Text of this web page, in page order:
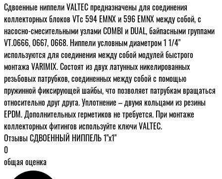
Сдвоенные ниппели VALTEC предназначены для соединения
коллекторных блоков VTc 594 EMNX и 596 EMNX между собой, с
насосно-смесительными узлами COMBI и DUAL, байпасными группами
VT.0666, 0667, 0668. Ниппели условным диаметром 1 1/4"
используются для соединения между собой модулей быстрого
монтажа VARIMIX. Состоят из двух латунных никелированных
резьбовых патрубков, соединенных между собой с помощью
пружинной фиксирующей шайбы, что позволяет патрубкам вращаться
относительно друг друга. Уплотнение – двумя кольцами из резины
EPDM. Дополнительных герметиков не требуется. При монтаже
коллекторных фитингов используйте ключи VALTEC.
Отзывы СДВОЕННЫЙ НИППЕЛЬ 1"х1"
0
общая оценка